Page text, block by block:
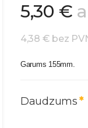
5,30 €
4,38 € bez
Garums 155mm.
Daudzums